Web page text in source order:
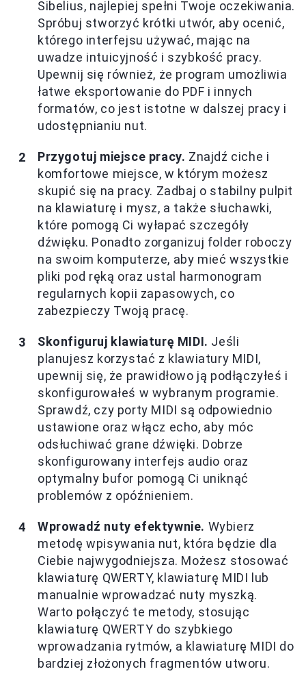
Sibelius, najlepiej spełni Twoje oczekiwania.
Spróbuj stworzyć krótki utwór, aby ocenić,
którego interfejsu używać, mając na
uwadze intuicyjność i szybkość pracy.
Upewnij się również, że program umożliwia
łatwe eksportowanie do PDF i innych
formatów, co jest istotne w dalszej pracy i
udostępnianiu nut.
Przygotuj miejsce pracy. Znajdź ciche i
komfortowe miejsce, w którym możesz
skupić się na pracy. Zadbaj o stabilny pulpit
na klawiaturę i mysz, a także słuchawki,
które pomogą Ci wyłapać szczegóły
dźwięku. Ponadto zorganizuj folder roboczy
na swoim komputerze, aby mieć wszystkie
pliki pod ręką oraz ustal harmonogram
regularnych kopii zapasowych, co
zabezpieczy Twoją pracę.
Skonfiguruj klawiaturę MIDI. Jeśli
planujesz korzystać z klawiatury MIDI,
upewnij się, że prawidłowo ją podłączyłeś i
skonfigurowałeś w wybranym programie.
Sprawdź, czy porty MIDI są odpowiednio
ustawione oraz włącz echo, aby móc
odsłuchiwać grane dźwięki. Dobrze
skonfigurowany interfejs audio oraz
optymalny bufor pomogą Ci uniknąć
problemów z opóźnieniem.
Wprowadź nuty efektywnie. Wybierz
metodę wpisywania nut, która będzie dla
Ciebie najwygodniejsza. Możesz stosować
klawiaturę QWERTY, klawiaturę MIDI lub
manualnie wprowadzać nuty myszką.
Warto połączyć te metody, stosując
klawiaturę QWERTY do szybkiego
wprowadzania rytmów, a klawiaturę MIDI do
bardziej złożonych fragmentów utworu.